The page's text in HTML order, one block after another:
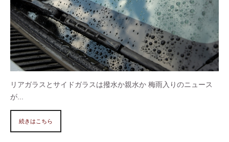
リアガラスとサイドガラスは撥水か親水か 梅雨入りのニュース
が...
続きはこちら